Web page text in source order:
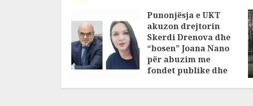
Punonjësja e UKT
akuzon drejtorin
Skerdi Drenova dhe
“bosen” Joana Nano
për abuzim me
fondet publike dhe